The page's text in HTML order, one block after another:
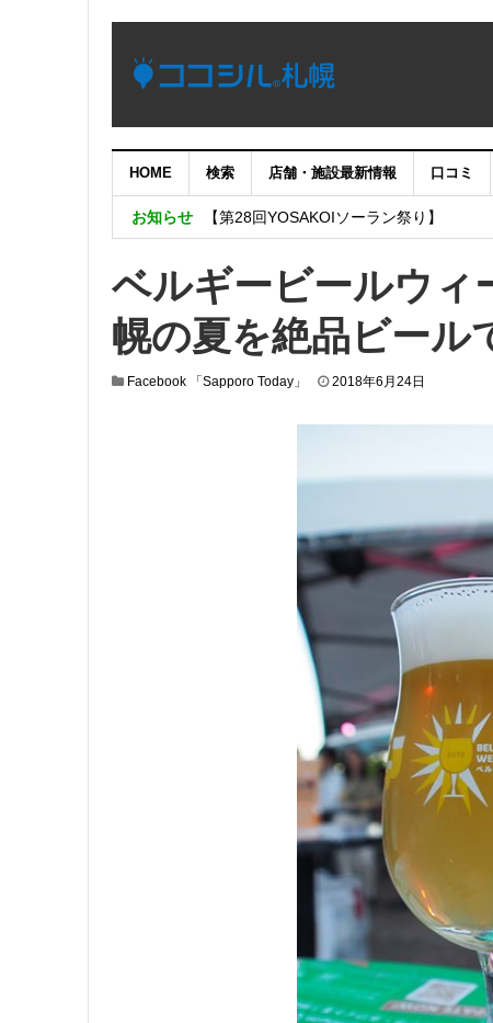
HOME 検索 店舗・施設最新情報 口コミ
お知らせ
【重要：9月5日（火）22時】ココシル：
【第28回YOSAKOIソーラン祭り】
SHAREがサツドラとフィットネス事業
札幌市と一般社団法人札幌観光協会、株
ベルギービールウィ
幌の夏を絶品ビール
Facebook 「Sapporo Today」 2018年6月24日